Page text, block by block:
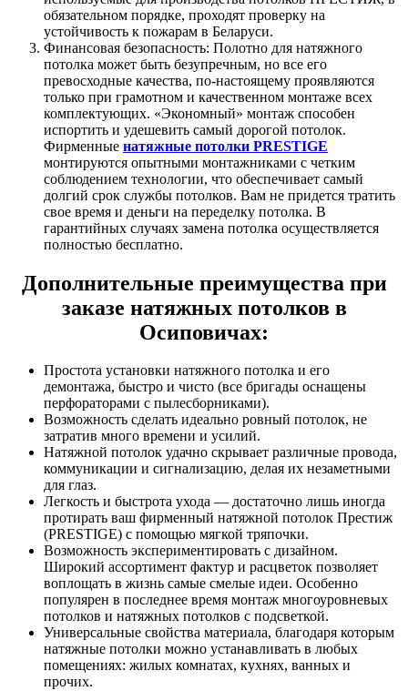
обязательном порядке, проходят проверку на
устойчивость к пожарам в Беларуси.
Финансовая безопасность: Полотно для натяжного
потолка может быть безупречным, но все его
превосходные качества, по-настоящему проявляются
только при грамотном и качественном монтаже всех
комплектующих. «Экономный» монтаж способен
испортить и удешевить самый дорогой потолок.
Фирменные натяжные потолки PRESTIGE
монтируются опытными монтажниками с четким
соблюдением технологии, что обеспечивает самый
долгий срок службы потолков. Вам не придется тратить
свое время и деньги на переделку потолка. В
гарантийных случаях замена потолка осуществляется
полностью бесплатно.
Дополнительные преимущества при
заказе натяжных потолков в
Осиповичах:
Простота установки натяжного потолка и его
демонтажа, быстро и чисто (все бригады оснащены
перфораторами с пылесборниками).
Возможность сделать идеально ровный потолок, не
затратив много времени и усилий.
Натяжной потолок удачно скрывает различные провода,
коммуникации и сигнализацию, делая их незаметными
для глаз.
Легкость и быстрота ухода — достаточно лишь иногда
протирать ваш фирменный натяжной потолок Престиж
(PRESTIGE) с помощью мягкой тряпочки.
Возможность экспериментировать с дизайном.
Широкий ассортимент фактур и расцветок позволяет
воплощать в жизнь самые смелые идеи. Особенно
популярен в последнее время монтаж многоуровневых
потолков и натяжных потолков с подсветкой.
Универсальные свойства материала, благодаря которым
натяжные потолки можно устанавливать в любых
помещениях: жилых комнатах, кухнях, ванных и
прочих.